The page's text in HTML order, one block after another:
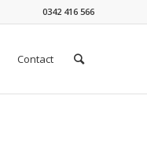
0342 416 566
Contact